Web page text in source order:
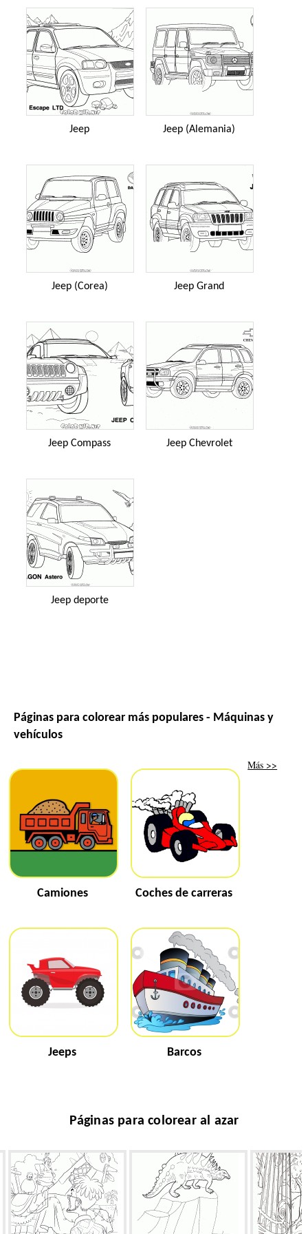
Jeep Jeep (Alemania)
Jeep (Corea) Jeep Grand
Jeep Compass Jeep Chevrolet
Jeep deporte
Páginas para colorear más populares - Máquinas y
vehículos
Camiones Coches de carreras
Jeeps Barcos
Más >>
Páginas para colorear al azar